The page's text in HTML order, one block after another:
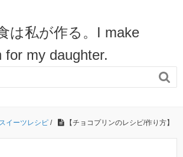
は私が作る。I make
for my daughter.

イーツレシピ / 【チョコプリンのレシピ/作り方】